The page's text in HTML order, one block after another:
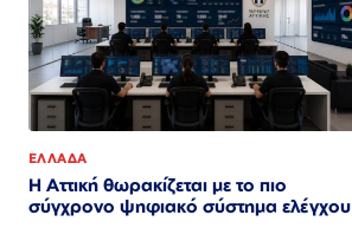
ΕΛΛΑΔΑ
Η Αττική θωρακίζεται με το πιο
σύγχρονο ψηφιακό σύστημα ελέγχου